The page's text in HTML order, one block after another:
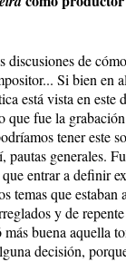
discusiones de
Si bien en
está vista en este
fue la
tener este
pautas generales.
entrar a definir
temas que
y de
buena aquella
decisión,